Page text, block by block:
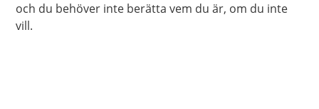
och du behöver inte berätta vem du är, om du inte
vill.